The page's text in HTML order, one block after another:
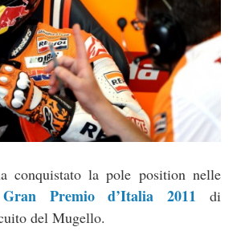
conquistato la pole position nelle
Gran Premio d’Italia 2011 di
del Mugello.